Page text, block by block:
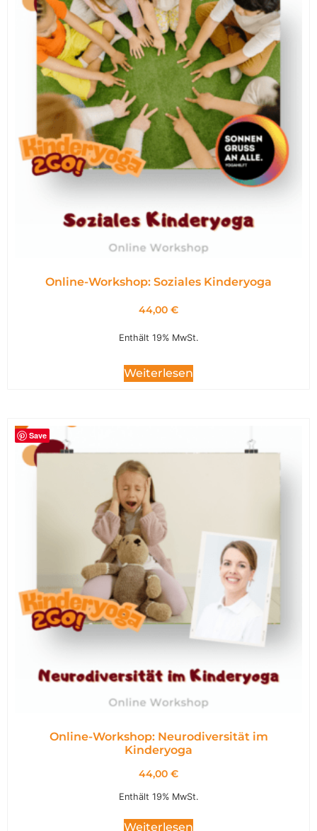
Online-Workshop: Soziales Kinderyoga
44,00 €
Enthält 19% MwSt.
Weiterlesen
Save
Online-Workshop: Neurodiversität im
Kinderyoga
44,00 €
Enthält 19% MwSt.
Weiterlesen